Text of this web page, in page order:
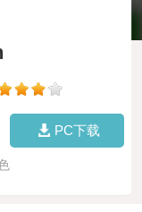
PC下载